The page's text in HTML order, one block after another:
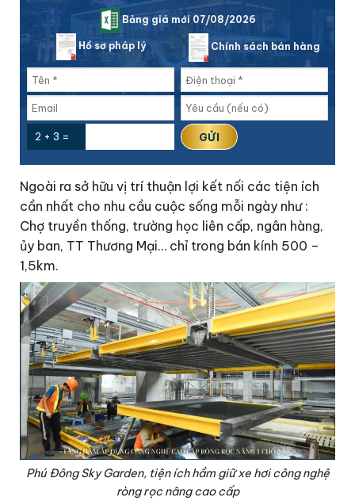
Bảng giá mới 07/08/2026
Hồ sơ pháp lý Chính sách bán hàng
2 + 3 =
Ngoài ra sở hữu vị trí thuận lợi kết nối các tiện ích
cần nhất cho nhu cầu cuộc sống mỗi ngày như :
Chợ truyền thống, trường học liên cấp, ngân hàng,
ủy ban, TT Thương Mại… chỉ trong bán kính 500 –
1,5km.
Phú Đông Sky Garden, tiện ích hầm giữ xe hơi công nghệ
ròng rọc nâng cao cấp